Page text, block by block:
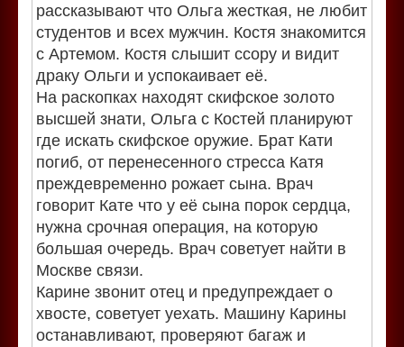
рассказывают что Ольга жесткая, не любит
студентов и всех мужчин. Костя знакомится
с Артемом. Костя слышит ссору и видит
драку Ольги и успокаивает её.
На раскопках находят скифское золото
высшей знати, Ольга с Костей планируют
где искать скифское оружие. Брат Кати
погиб, от перенесенного стресса Катя
преждевременно рожает сына. Врач
говорит Кате что у её сына порок сердца,
нужна срочная операция, на которую
большая очередь. Врач советует найти в
Москве связи.
Карине звонит отец и предупреждает о
хвосте, советует уехать. Машину Карины
останавливают, проверяют багаж и